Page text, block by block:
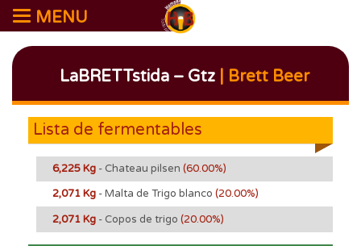
MENU
LaBRETTstida – Gtz | Brett Beer
Lista de fermentables
6,225 Kg - Chateau pilsen (60.00%)
2,071 Kg - Malta de Trigo blanco (20.00%)
2,071 Kg - Copos de trigo (20.00%)